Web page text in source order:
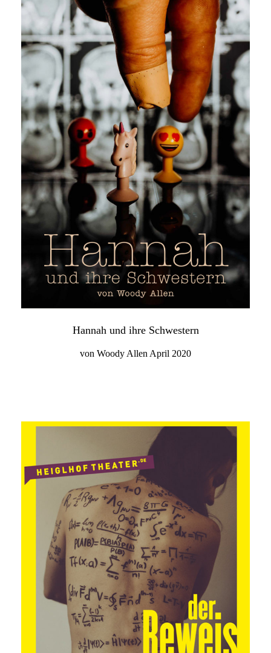
Hannah und ihre Schwestern
von Woody Allen April 2020